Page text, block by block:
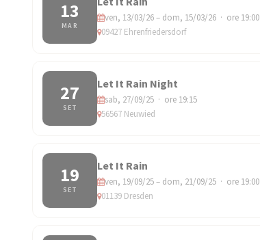
13
MAR
ven, 13/03/26 – dom, 15/03/26 · ore 19:00
09427 Ehrenfriedersdorf
27
SET
Let It Rain Night
sab, 27/09/25 · ore 19:15
56567 Neuwied
19
SET
Let It Rain
ven, 19/09/25 – dom, 21/09/25 · ore 19:00
01139 Dresden